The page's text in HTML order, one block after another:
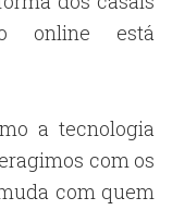
online está
a tecnologia
com os
com quem